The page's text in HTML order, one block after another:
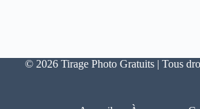
© 2026 Tirage Photo Gratuits | Tous